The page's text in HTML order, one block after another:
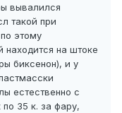
вывалился
такой при
этому
находится на штоке
биксенон), и у
естественно с
35 к. за фару,